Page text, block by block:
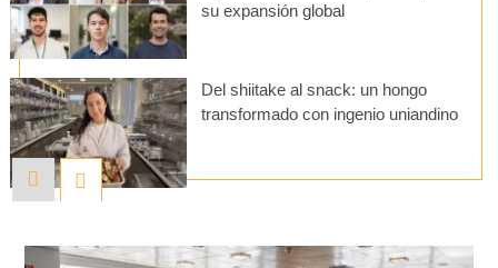
su expansión global
Del shiitake al snack: un hongo
transformado con ingenio uniandino
Bernardo Caicedo